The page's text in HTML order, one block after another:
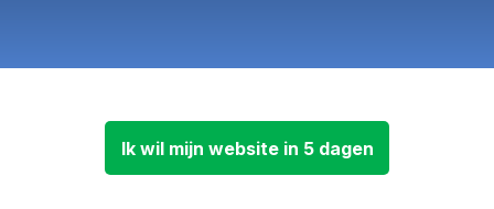
Ik wil mijn website in 5 dagen